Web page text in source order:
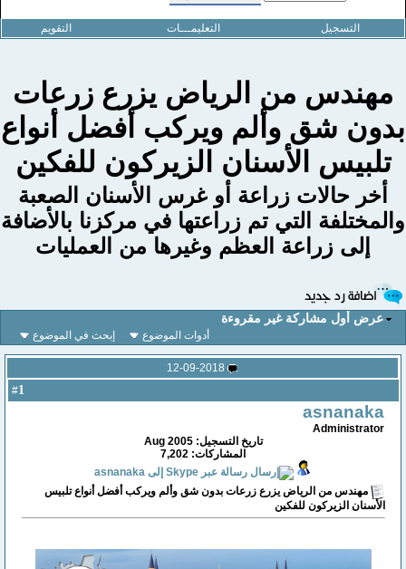
التسجيل التعليمـــات التقويم
مهندس من الرياض يزرع زرعات
شق وألم ويركب أفضل أنواع
تلبيس الأسنان الزيركون للفكين
أخر حالات زراعة أو غرس الأسنان الصعبة
التي تم زراعتها في مركزنا بالأضافة
إلى زراعة العظم وغيرها من العمليات
عرض أول مشاركة غير مقروءة
أدوات الموضوع إبحث في الموضوع
12-09-2018
asnanaka
Administrator
تاريخ التسجيل: Aug 2005
المشاركات: 7,202
مهندس من الرياض يزرع زرعات بدون شق وألم ويركب أفضل أنواع تلبيس
الأسنان الزيركون للفكين